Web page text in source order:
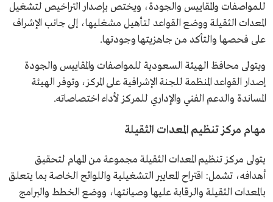
للمواصفات والمقاييس والجودة، ويختص بإصدار التراخيص لتشغيل
المعدات الثقيلة ووضع القواعد لتأهيل مشغليها، إلى جانب الإشراف
على فحصها والتأكد من جاهزيتها وجودتها.
ويتولى محافظ الهيئة السعودية للمواصفات والمقاييس والجودة
إصدار القواعد المنظمة للجنة الإشرافية على المركز، وتوفر الهيئة
المساندة والدعم الفني والإداري للمركز لأداء اختصاصاته.
مهام مركز تنظيم المعدات الثقيلة
يتولى مركز تنظيم المعدات الثقيلة مجموعة من المهام لتحقيق
أهدافه، تشمل: اقتراح المعايير التشغيلية واللوائح الخاصة بما يتعلق
بالمعدات الثقيلة والرقابة عليها وصيانتها، ووضع الخطط والبرامج